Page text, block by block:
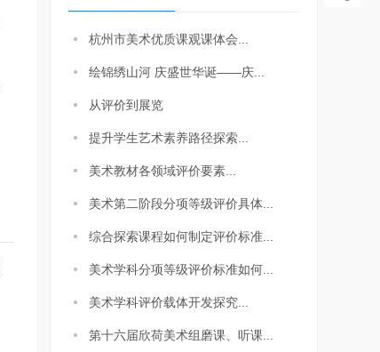
杭州市美术优质课观课体会...
绘锦绣山河 庆盛世华诞——庆...
从评价到展览
提升学生艺术素养路径探索...
美术教材各领域评价要素...
美术第二阶段分项等级评价具体...
综合探索课程如何制定评价标准...
美术学科分项等级评价标准如何...
美术学科评价载体开发探究...
第十六届欣荷美术组磨课、听课...